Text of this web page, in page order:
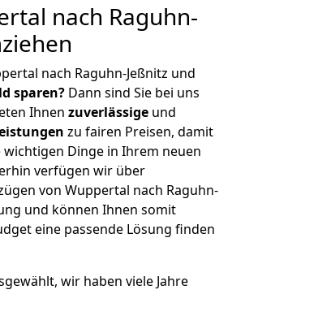
nach Raguhn-
nach Raguhn-Jeßnitz und
sparen? Dann sind Sie bei uns
Ihnen zuverlässige und
zu fairen Preisen, damit
Dinge in Ihrem neuen
verfügen wir über
von Wuppertal nach Raguhn-
und können Ihnen somit
eine passende Lösung finden
wir haben viele Jahre